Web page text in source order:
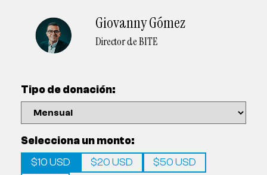
Giovanny Gómez
Director de BITE
Tipo de donación:
Selecciona un monto:
$10 USD
$20 USD
$50 USD